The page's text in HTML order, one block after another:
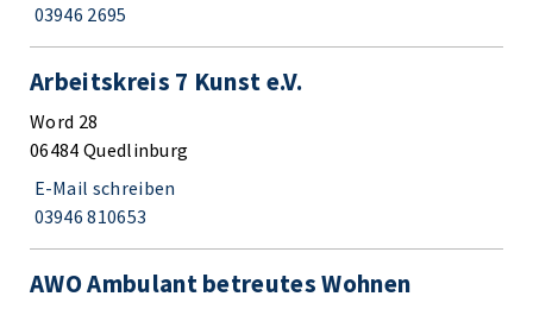
03946 2695
Arbeitskreis 7 Kunst e.V.
Word 28
06484 Quedlinburg
E-Mail schreiben
03946 810653
AWO Ambulant betreutes Wohnen